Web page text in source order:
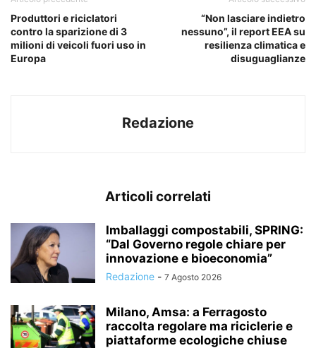
Produttori e riciclatori
contro la sparizione di 3
milioni di veicoli fuori uso in
Europa
“Non lasciare indietro
nessuno”, il report EEA su
resilienza climatica e
disuguaglianze
Redazione
Articoli correlati
Imballaggi compostabili, SPRING:
“Dal Governo regole chiare per
innovazione e bioeconomia”
Redazione - 7 Agosto 2026
Milano, Amsa: a Ferragosto
raccolta regolare ma riciclerie e
piattaforme ecologiche chiuse